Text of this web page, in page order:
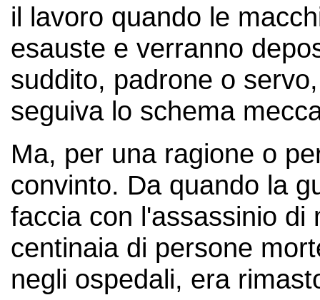
il lavoro quando le
esauste e verranno
suddito, padrone o
seguiva lo schema
Ma, per una ragione o
convinto. Da quando la
faccia con l'assassinio di
centinaia di persone
negli ospedali, era